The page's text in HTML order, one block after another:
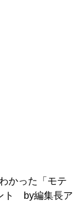
かった「モテ
ト by編集長ア